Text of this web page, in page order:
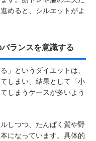
めると、シルエットがよ
ランスを意識する
」というダイエットは、
しまい、結果として「小
しまうケースが多いよう
しつつ、たんぱく質や野
になっています。具体的